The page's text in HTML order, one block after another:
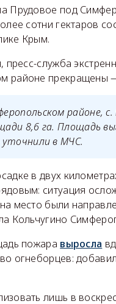
Прудовое под
сотни гектаров
Крым.
пресс-служба
районе прекращены
районе,
8,6 га. Площадь
в МЧС.
в двух
ситуация
место были
Кольчугино
пожара выросла
огнеборцев:
лишь в